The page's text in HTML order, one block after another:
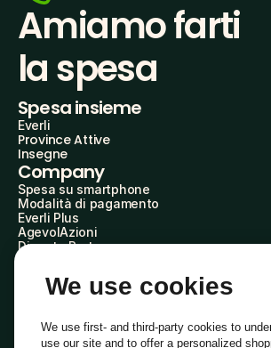
Amiamo farti
la spesa
Spesa insieme
Everli
Province Attive
Insegne
Company
Spesa su smartphone
Modalità di pagamento
Everli Plus
AgevolAzioni
Diventa Partner
Everli Shoppers
About Us
Everli News
Domande frequenti
We use cookies
We use first- and third-party cookies to
use our site and to offer a personalized